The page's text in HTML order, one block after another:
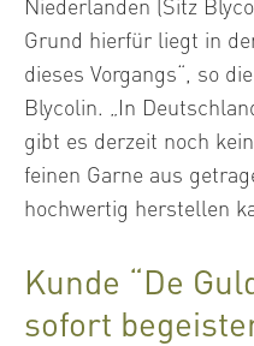
Grund hierfür liegt in
dieses Vorgangs“, so
Blycolin. „In
gibt es derzeit noch
feinen Garne aus
hochwertig herstellen
Kunde “De
sofort